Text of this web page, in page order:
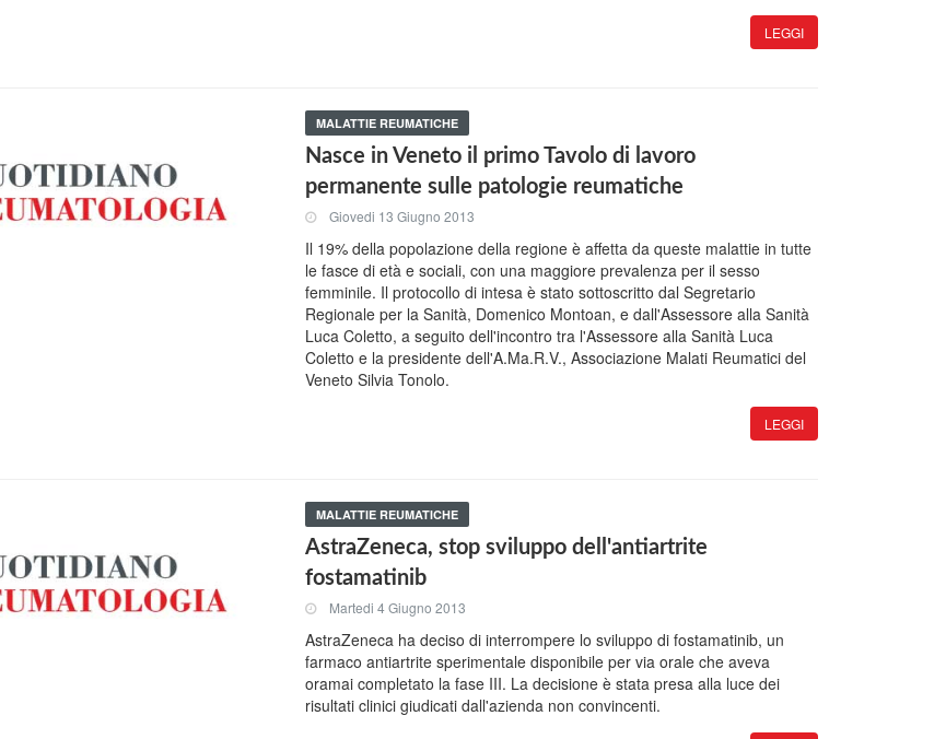
LEGGI
MALATTIE REUMATICHE
Nasce in Veneto il primo Tavolo di lavoro
permanente sulle patologie reumatiche
Giovedi 13 Giugno 2013
Il 19% della popolazione della regione è affetta da queste malattie in tutte
le fasce di età e sociali, con una maggiore prevalenza per il sesso
femminile. Il protocollo di intesa è stato sottoscritto dal Segretario
Regionale per la Sanità, Domenico Montoan, e dall'Assessore alla Sanità
Luca Coletto, a seguito dell'incontro tra l'Assessore alla Sanità Luca
Coletto e la presidente dell'A.Ma.R.V., Associazione Malati Reumatici del
Veneto Silvia Tonolo.
LEGGI
MALATTIE REUMATICHE
AstraZeneca, stop sviluppo dell'antiartrite
fostamatinib
Martedi 4 Giugno 2013
AstraZeneca ha deciso di interrompere lo sviluppo di fostamatinib, un
farmaco antiartrite sperimentale disponibile per via orale che aveva
oramai completato la fase III. La decisione è stata presa alla luce dei
risultati clinici giudicati dall'azienda non convincenti.